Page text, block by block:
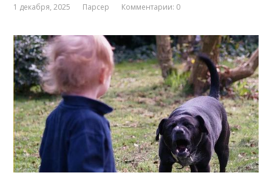
1 декабря, 2025 Парсер Комментарии: 0